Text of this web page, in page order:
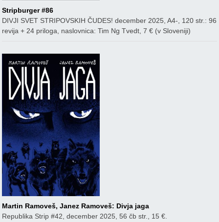
Stripburger #86
DIVJI SVET STRIPOVSKIH ČUDES! december 2025, A4-, 120 str.: 96
revija + 24 priloga, naslovnica: Tim Ng Tvedt, 7 € (v Sloveniji)
Martin Ramoveš, Janez Ramoveš: Divja jaga
Republika Strip #42, december 2025, 56 čb str., 15 €.